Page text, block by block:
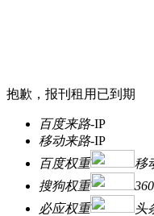
抱歉，报刊租用已到期
百度来路-IP
移动来路-IP
百度权重
移
搜狗权重
必应权重
头